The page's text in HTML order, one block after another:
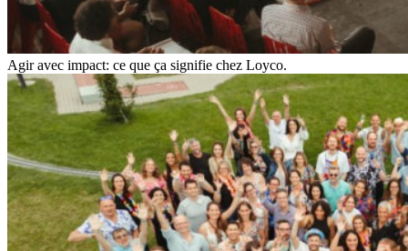
Agir avec impact: ce que ça signifie chez Loyco.